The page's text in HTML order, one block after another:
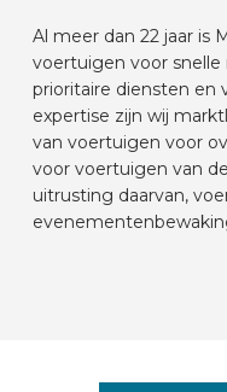
SECTOREN
AUTOMERKEN
CONTACT
Al meer dan 22 jaar is
voertuigen voor
prioritaire diensten en
expertise zijn wij
van voertuigen voor
voor voertuigen van
uitrusting daarvan,